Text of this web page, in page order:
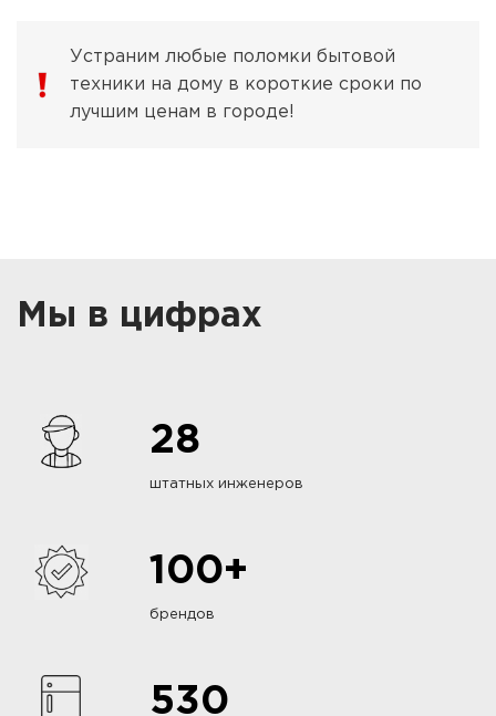
Устраним любые поломки бытовой
техники на дому в короткие сроки по
лучшим ценам в городе!
Мы в цифрах
28
штатных инженеров
100+
брендов
530